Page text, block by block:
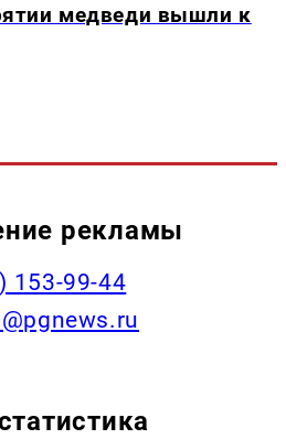
медведи вышли к
рекламы
153-99-44